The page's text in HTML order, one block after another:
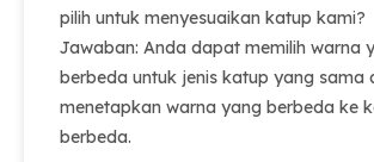
pilih untuk menyesuaikan katup kami?
Jawaban: Anda dapat memilih warna
berbeda untuk jenis katup yang sama
menetapkan warna yang berbeda ke
berbeda.